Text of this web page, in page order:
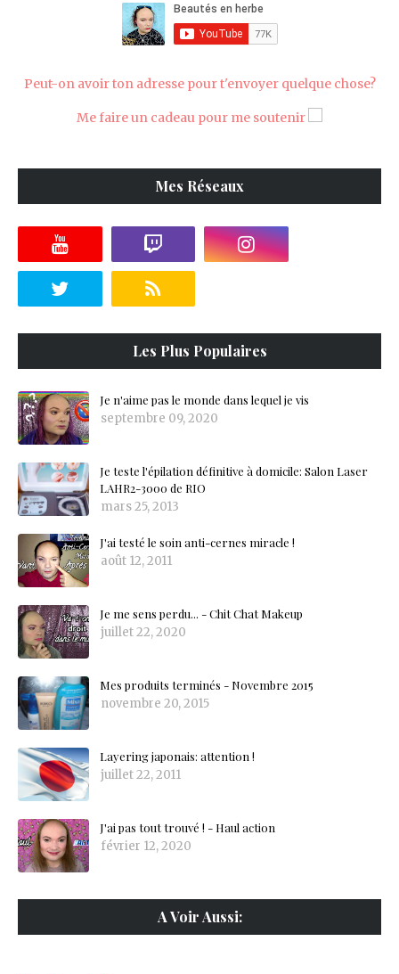
Peut-on avoir ton adresse pour t'envoyer quelque chose?
Me faire un cadeau pour me soutenir
Mes Réseaux
Les Plus Populaires
Je n'aime pas le monde dans lequel je vis
septembre 09, 2020
Je teste l'épilation définitive à domicile: Salon Laser
LAHR2-3000 de RIO
mars 25, 2013
J'ai testé le soin anti-cernes miracle !
août 12, 2011
Je me sens perdu... - Chit Chat Makeup
juillet 22, 2020
Mes produits terminés - Novembre 2015
novembre 20, 2015
Layering japonais: attention !
juillet 22, 2011
J'ai pas tout trouvé ! - Haul action
février 12, 2020
A Voir Aussi: